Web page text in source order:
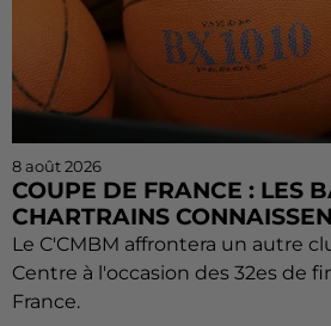
8 août 2026
COUPE DE FRANCE : LES
CHARTRAINS
Le C'CMBM affrontera un autre
Centre à l'occasion des 32es de
France.